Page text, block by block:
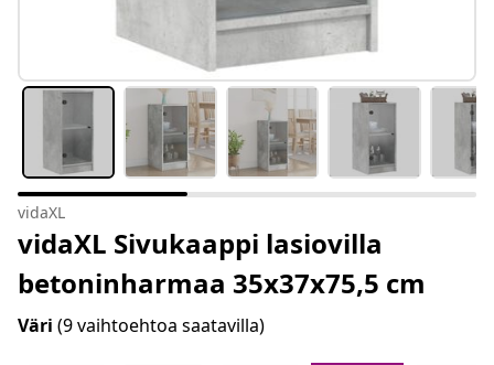
vidaXL
vidaXL Sivukaappi lasiovilla
betoninharmaa 35x37x75,5 cm
Väri (9 vaihtoehtoa saatavilla)